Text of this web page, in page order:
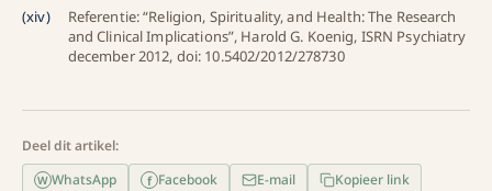
(xiv)
Referentie: “Religion, Spirituality, and Health: The Research
and Clinical Implications”, Harold G. Koenig, ISRN Psychiatry
december 2012, doi: 10.5402/2012/278730
Deel dit artikel:
W WhatsApp f Facebook E-mail Kopieer link